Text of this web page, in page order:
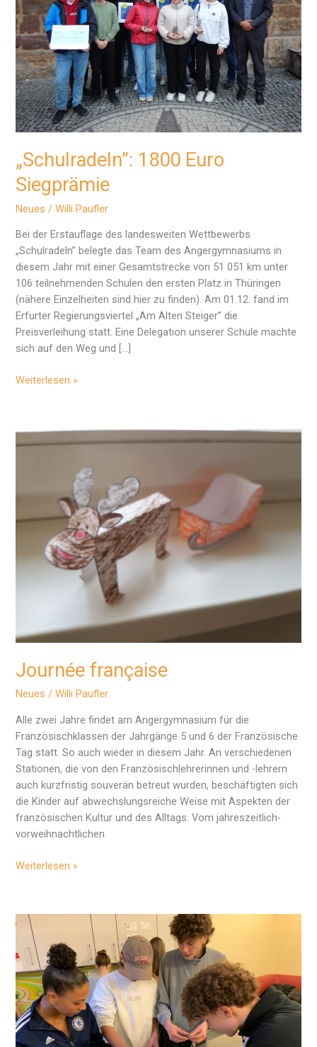
„Schulradeln”: 1800 Euro
Siegprämie
Neues /Willi Paufler
Bei der Erstauflage des landesweiten Wettbewerbs
„Schulradeln” belegte das Team des Angergymnasiums in
diesem Jahr mit einer Gesamtstrecke von 51 051 km unter
106 teilnehmenden Schulen den ersten Platz in Thüringen
(nähere Einzelheiten sind hier zu finden). Am 01.12. fand im
Erfurter Regierungsviertel „Am Alten Steiger” die
Preisverleihung statt. Eine Delegation unserer Schule machte
sich auf den Weg und […]
„Schulradeln”:
Weiterlesen »
Journée française
Neues /Willi Paufler
Alle zwei Jahre findet am Angergymnasium für die
Französischklassen der Jahrgänge 5 und 6 der Französische
Tag statt. So auch wieder in diesem Jahr. An verschiedenen
Stationen, die von den Französischlehrerinnen und -lehrern
auch kurzfristig souverän betreut wurden, beschäftigten sich
die Kinder auf abwechslungsreiche Weise mit Aspekten der
französischen Kultur und des Alltags. Vom jahreszeitlich-
vorweihnachtlichen
Journée
Weiterlesen »